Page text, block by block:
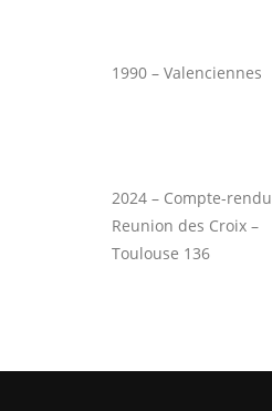
1990 – Valenciennes
2024 – Compte-rendu
Reunion des Croix –
Toulouse 136